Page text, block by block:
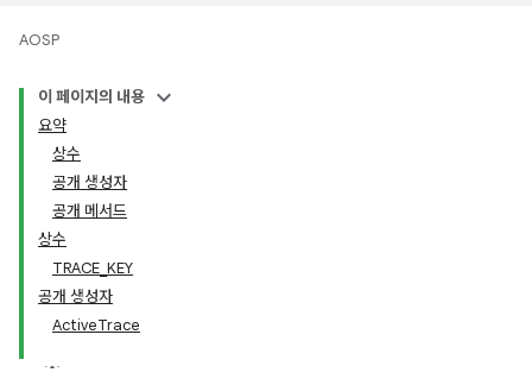
AOSP
이 페이지의 내용
요약
상수
공개 생성자
공개 메서드
상수
TRACE_KEY
공개 생성자
ActiveTrace